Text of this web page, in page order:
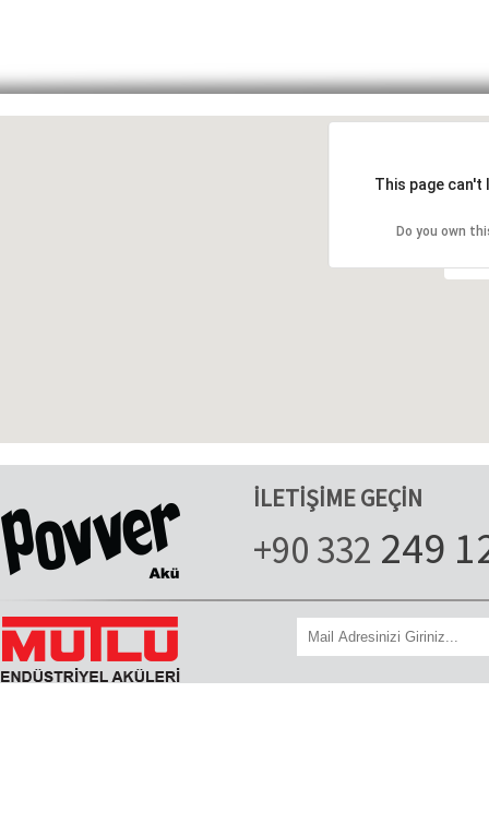
This page
Do you own
İLETİŞİME GEÇİN
+90 332 249